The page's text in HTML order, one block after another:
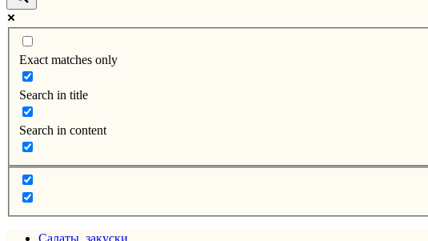
Exact matches only
Search in title
Search in content